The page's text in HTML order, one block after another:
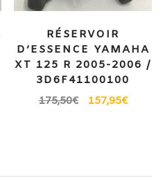
RÉSERVOIR
D’ESSENCE YAMAHA
XT 125 R 2005-2006 /
3D6F41100100
175,50€ 157,95€